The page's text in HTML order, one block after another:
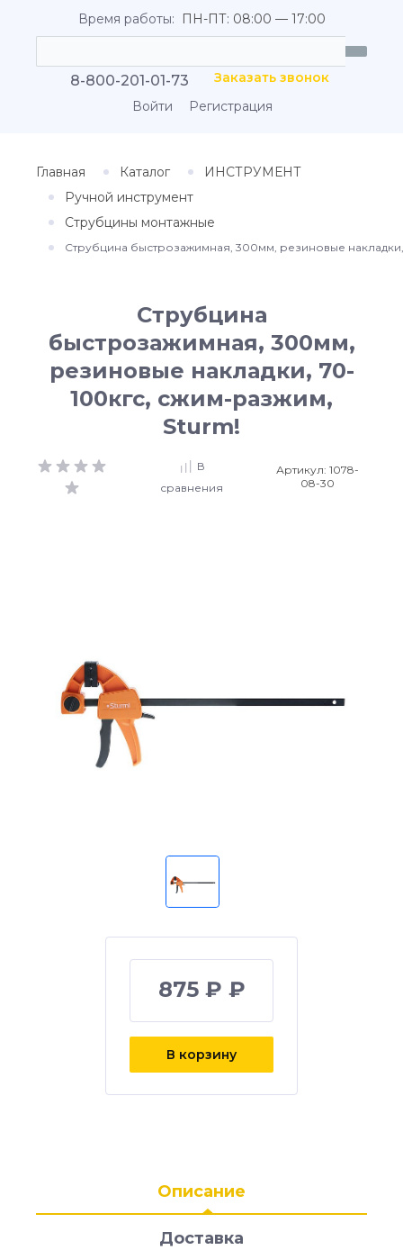
Время работы: ПН-ПТ: 08:00 — 17:00
8-800-201-01-73
Заказать звонок
Войти
Регистрация
Главная Каталог
ИНСТРУМЕНТ
Ручной инструмент
Струбцины монтажные
Струбцина быстрозажимная, 300мм, резиновые
Струбцина
быстрозажимная, 300мм,
резиновые накладки, 70-
100кгс, сжим-разжим,
Sturm!
В
сравнения
Артикул:1078-
08-30
875 ₽ ₽
В корзину
Описание
Доставка